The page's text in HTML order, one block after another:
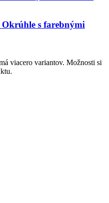
s farebnými
viacero variantov. Možnosti si